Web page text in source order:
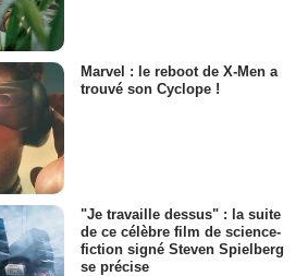
Marvel : le reboot de X-Men a
trouvé son Cyclope !
"Je travaille dessus" : la suite
de ce célèbre film de science-
fiction signé Steven Spielberg
se précise